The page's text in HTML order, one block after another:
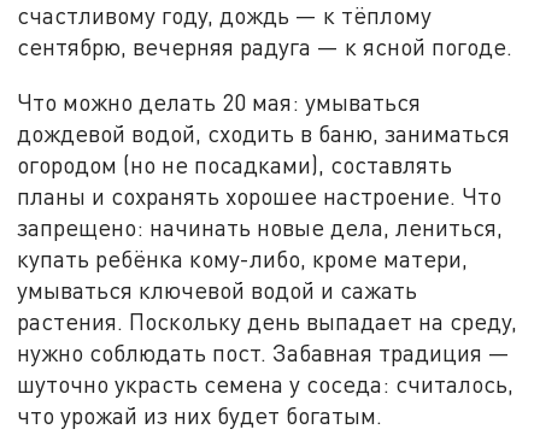
счастливому году, дождь — к тёплому
сентябрю, вечерняя радуга — к ясной погоде.
Что можно делать 20 мая: умываться
дождевой водой, сходить в баню, заниматься
огородом (но не посадками), составлять
планы и сохранять хорошее настроение. Что
запрещено: начинать новые дела, лениться,
купать ребёнка кому-либо, кроме матери,
умываться ключевой водой и сажать
растения. Поскольку день выпадает на среду,
нужно соблюдать пост. Забавная традиция —
шуточно украсть семена у соседа: считалось,
что урожай из них будет богатым.